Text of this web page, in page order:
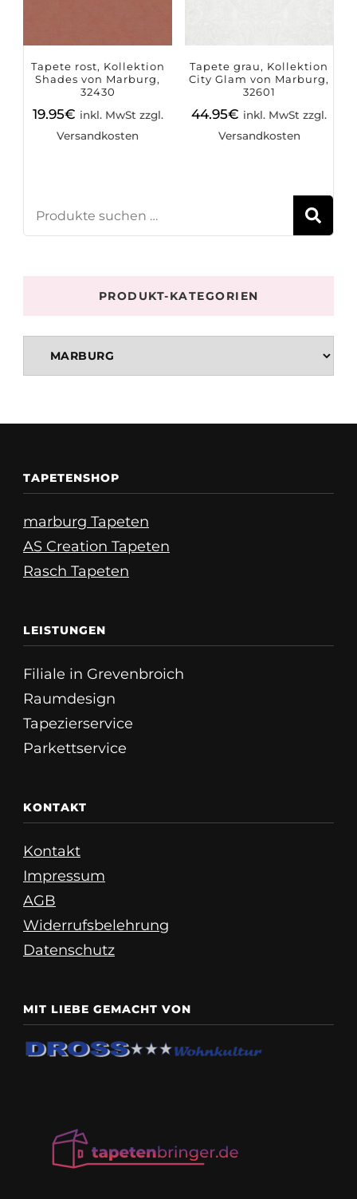
Tapete rost, Kollektion
Shades von Marburg,
32430
19.95€ inkl. MwSt zzgl.
Versandkosten
Tapete grau, Kollektion
City Glam von Marburg,
32601
44.95€ inkl. MwSt zzgl.
Versandkosten
PRODUKT-KATEGORIEN
TAPETENSHOP
marburg Tapeten
AS Creation Tapeten
Rasch Tapeten
LEISTUNGEN
Filiale in Grevenbroich
Raumdesign
Tapezierservice
Parkettservice
KONTAKT
Kontakt
Impressum
AGB
Widerrufsbelehrung
Datenschutz
MIT LIEBE GEMACHT VON